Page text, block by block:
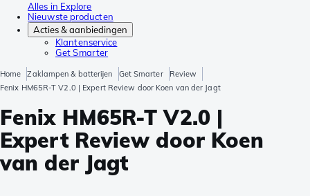
Alles in Explore
Nieuwste producten
Acties & aanbiedingen
Klantenservice
Get Smarter
Home Zaklampen & batterijen Get Smarter
Review
Fenix HM65R-T V2.0 | Expert Review door Koen van der Jagt
Fenix HM65R-T V2.0 |
Expert Review door Koen
van der Jagt